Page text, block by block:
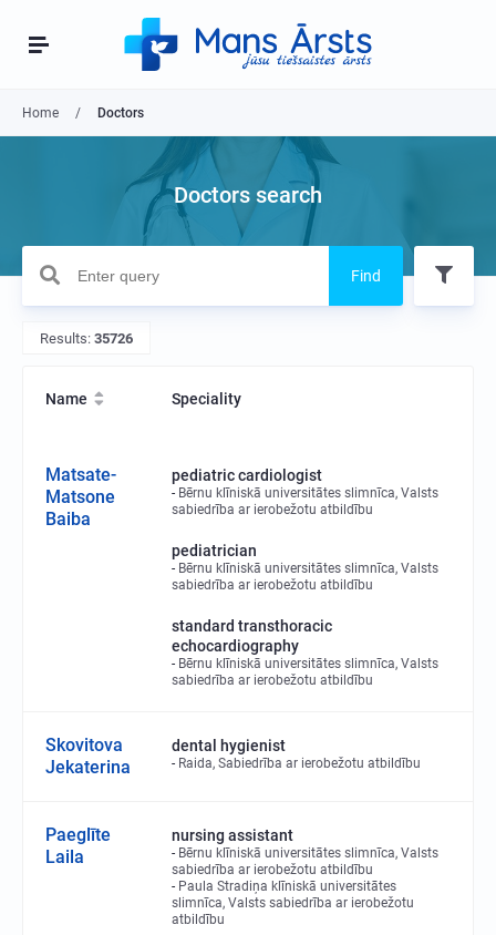
Home Doctors
Doctors search
Find
Results: 35726
Name Speciality
Matsate-
Matsone
Baiba
pediatric cardiologist
Bērnu klīniskā universitātes slimnīca, Valsts
sabiedrība ar ierobežotu atbildību
pediatrician
Bērnu klīniskā universitātes slimnīca, Valsts
sabiedrība ar ierobežotu atbildību
standard transthoracic
echocardiography
Bērnu klīniskā universitātes slimnīca, Valsts
sabiedrība ar ierobežotu atbildību
Skovitova
Jekaterina
dental hygienist
Raida, Sabiedrība ar ierobežotu atbildību
Paeglīte
Laila
nursing assistant
Bērnu klīniskā universitātes slimnīca, Valsts
sabiedrība ar ierobežotu atbildību
Paula Stradiņa klīniskā universitātes
slimnīca, Valsts sabiedrība ar ierobežotu
atbildību